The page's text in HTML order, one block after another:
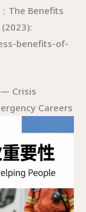
The Benefits
benefits-of-
— Crisis
Careers